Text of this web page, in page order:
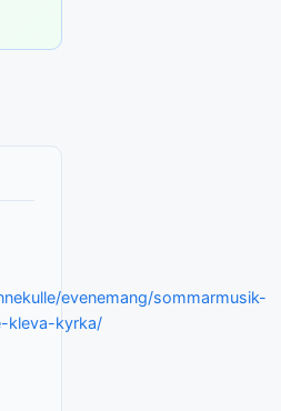
evenemang/sommarmusik-
kleva-kyrka/